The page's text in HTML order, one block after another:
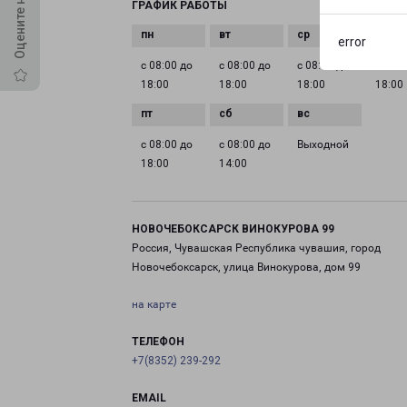
error
ГРАФИК РАБОТЫ
с 08:00 до
18:00
с 08:00 до
18:00
с 08:00 до
18:00
18:00
с 08:00 до
18:00
с 08:00 до
14:00
Выходной
НОВОЧЕБОКСАРСК ВИНОКУРОВА 99
Россия, Чувашская Республика чувашия, город
Новочебоксарск, улица Винокурова, дом 99
на карте
ТЕЛЕФОН
+7(8352) 239-292
EMAIL